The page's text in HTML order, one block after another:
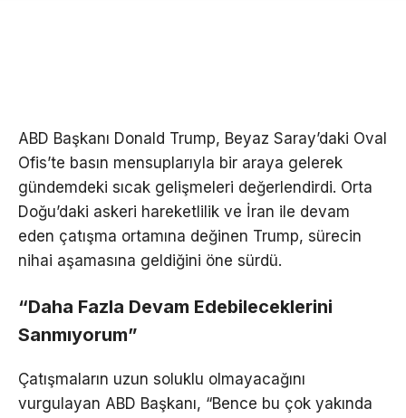
ABD Başkanı Donald Trump, Beyaz Saray’daki Oval
Ofis’te basın mensuplarıyla bir araya gelerek
gündemdeki sıcak gelişmeleri değerlendirdi. Orta
Doğu’daki askeri hareketlilik ve İran ile devam
eden çatışma ortamına değinen Trump, sürecin
nihai aşamasına geldiğini öne sürdü.
“Daha Fazla Devam Edebileceklerini
Sanmıyorum”
Çatışmaların uzun soluklu olmayacağını
vurgulayan ABD Başkanı, “Bence bu çok yakında